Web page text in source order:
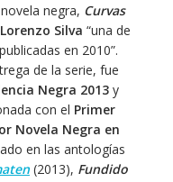
negra, Curvas
Lorenzo Silva “una de
en 2010”.
de la serie, fue
Negra 2013 y
con el Primer
Novela Negra en
en las antologías
(2013), Fundido